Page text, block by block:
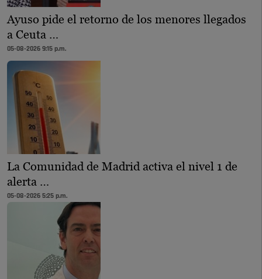
Ayuso pide el retorno de los menores llegados
a Ceuta …
05-08-2026 9:15 p.m.
La Comunidad de Madrid activa el nivel 1 de
alerta …
05-08-2026 5:25 p.m.